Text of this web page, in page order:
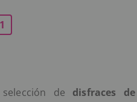
1
de disfraces de